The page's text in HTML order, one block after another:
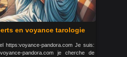
en voyance tarologie
https:voyance-pandora.com Je suis:
pandora.com je cherche de